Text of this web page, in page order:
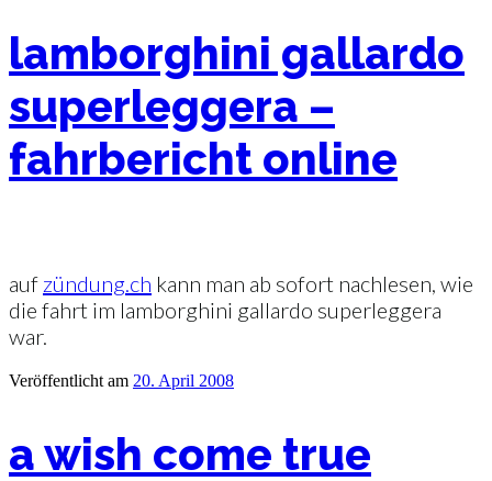
lamborghini gallardo
superleggera –
fahrbericht online
auf zündung.ch kann man ab sofort nachlesen, wie
die fahrt im lamborghini gallardo superleggera
war.
Veröffentlicht am 20. April 2008
a wish come true